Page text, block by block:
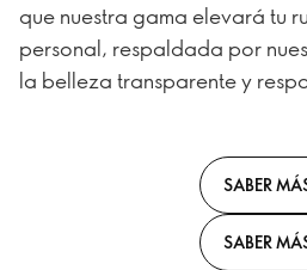
que nuestra gama elevará tu
personal, respaldada por
la belleza transparente y
SABER
SABER